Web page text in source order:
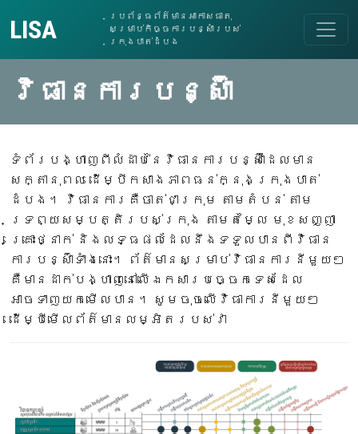
Main Navigation
LISA
ប្រព័ន្ធព័ត៌មានអាកាសធាតុ
សម្រាប់កិច្ចការបន្សាំរបស់
ក្រុងបាត់ដំបង
វិធានការបន្ស៊ាំ
ទំព័របង្ហាញពីលំដាប់នៃវិធានការបន្ស៊ាំដែលមាន
សក្តានុពល ដើម្បីកសាងភាពធន់ក្នុងក្រុងបាត់
ដំបង។ វិធានការគឺចាត់ជាក្រុម តាមតំបន់ តាម
ទ្រព្យសម្បត្តិរបស់ក្រុង តាមតម្លៃ មុខសញ្ញា
គ្រោះថ្នាក់ និងលទ្ធផលដែលនឹងទទួលបានពីវិធាន
ការបន្ស៊ាំទាំងនោះ។ ព័ត៌មានសម្រាប់វិធានការនីមួយៗ
គឺមានដាក់បង្ហាញនៅលើឯកសារបច្ចេកទេសដែល
អាចទាញយកមើលបាន។ សូមចុចលើវិធាការនីមួយៗ
ដើម្បីមើលព័ត៌មានលម្អិតរបស់វា